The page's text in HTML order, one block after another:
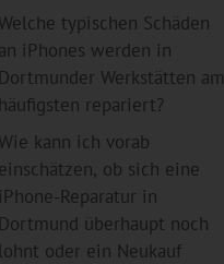
Welche typischen Schäden
an iPhones werden in
Dortmunder Werkstätten am
häufigsten repariert?
Wie kann ich vorab
einschätzen, ob sich eine
iPhone-Reparatur in
Dortmund überhaupt noch
lohnt oder ein Neukauf